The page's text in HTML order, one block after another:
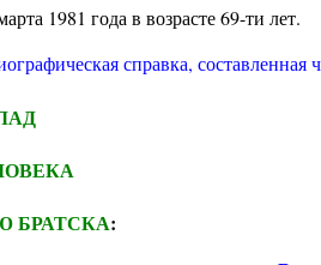
1981 года в возрасте 69-ти лет.
справка,
БРАТСКА: